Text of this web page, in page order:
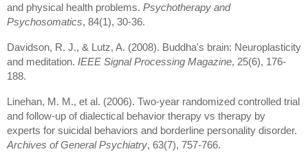
and physical health problems. Psychotherapy and
Psychosomatics, 84(1), 30-36.
Davidson, R. J., & Lutz, A. (2008). Buddha's brain: Neuroplasticity
and meditation. IEEE Signal Processing Magazine, 25(6), 176-
188.
Linehan, M. M., et al. (2006). Two-year randomized controlled trial
and follow-up of dialectical behavior therapy vs therapy by
experts for suicidal behaviors and borderline personality disorder.
Archives of General Psychiatry, 63(7), 757-766.